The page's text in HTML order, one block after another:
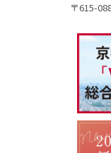
〒615-